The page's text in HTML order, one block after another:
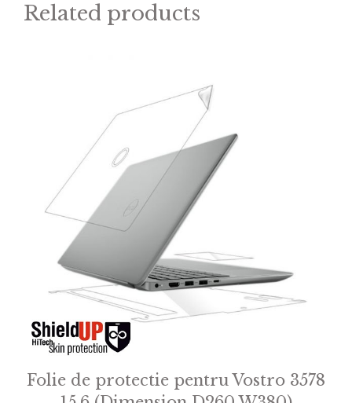
Related products
Folie de protectie pentru Vostro 3578